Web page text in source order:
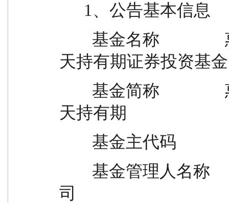
      1、公告基本信息
天持有期证券投资基金
天持有期
基金主代码
司